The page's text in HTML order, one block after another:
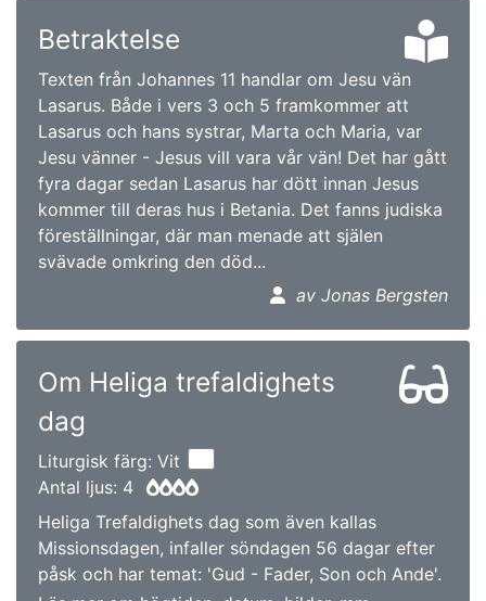
Betraktelse
Texten från Johannes 11 handlar om Jesu vän
Lasarus. Både i vers 3 och 5 framkommer att
Lasarus och hans systrar, Marta och Maria, var
Jesu vänner - Jesus vill vara vår vän! Det har gått
fyra dagar sedan Lasarus har dött innan Jesus
kommer till deras hus i Betania. Det fanns judiska
föreställningar, där man menade att själen
svävade omkring den död...
av Jonas Bergsten
Om Heliga trefaldighets
dag
Liturgisk färg: Vit
Antal ljus: 4
Heliga Trefaldighets dag som även kallas
Missionsdagen, infaller söndagen 56 dagar efter
påsk och har temat: 'Gud - Fader, Son och Ande'.